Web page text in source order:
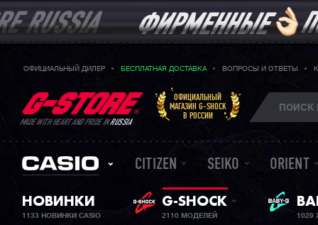
ОФИЦИАЛЬНЫЙ ДИЛЕР БЕСПЛАТНАЯ ДОСТАВКА ВОПРОСЫ И ОТВЕТЫ
MADE WITH HEART AND PRIDE INRUSSIA
ОФИЦИАЛЬНЫЙ
МАГАЗИН G-SHOCK
В РОССИИ
CITIZEN SEIKO ORIENT
НОВИНКИ
1133 НОВИНКИ CASIO
G-SHOCK
2110 МОДЕЛЕЙ 1029